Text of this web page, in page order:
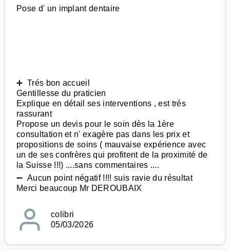
Pose d' un implant dentaire
➕ Trés bon accueil
Gentillesse du praticien
Explique en détail ses interventions , est trés
rassurant
Propose un devis pour le soin dès la 1ère
consultation et n' exagère pas dans les prix et
propositions de soins ( mauvaise expérience avec
un de ses confrères qui profitent de la proximité de
la Suisse !!!) ....sans commentaires ....
➖ Aucun point négatif !!!! suis ravie du résultat
Merci beaucoup Mr DEROUBAIX
colibri
05/03/2026